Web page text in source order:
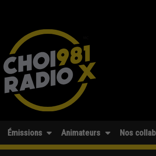
Émissions Animateurs Nos